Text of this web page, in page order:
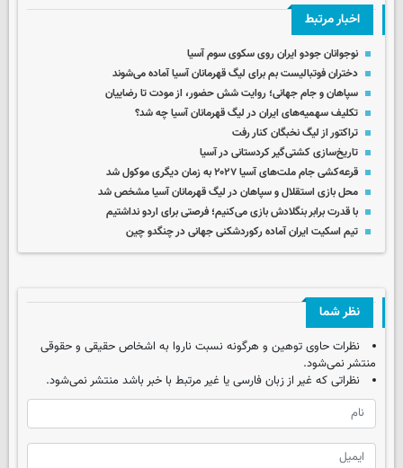
اخبار مرتبط
نوجوانان جودو ایران روی سکوی سوم آسیا
دختران فوتبالیست بم برای لیگ قهرمانان آسیا آماده می‌شوند
سپاهان و جام جهانی؛ روایت شش حضور، از مودت تا رضاییان
تکلیف سهمیه‌های ایران در لیگ قهرمانان آسیا چه شد؟
تراکتور از لیگ نخبگان کنار رفت
تاریخ‌سازی کشتی‌گیر کردستانی در آسیا
قرعه‌کشی جام ملت‌های آسیا ۲۰۲۷ به زمان دیگری موکول شد
محل بازی استقلال و سپاهان در لیگ قهرمانان آسیا مشخص شد
با قدرت برابر بنگلادش بازی می‌کنیم؛ فرصتی برای اردو نداشتیم
تیم اسکیت ایران آماده رکوردشکنی جهانی در چنگدو چین
نظر شما
نظرات حاوی توهین و هرگونه نسبت ناروا به اشخاص حقیقی و حقوقی
منتشر نمی‌شود.
نظراتی که غیر از زبان فارسی یا غیر مرتبط با خبر باشد منتشر نمی‌شود.